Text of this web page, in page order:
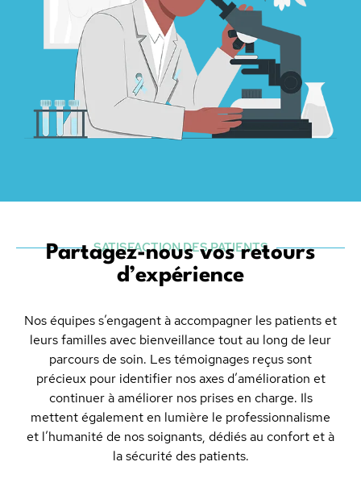
SATISFACTION DES PATIENTS
Partagez-nous vos retours
d’expérience
Nos équipes s’engagent à accompagner les patients et
leurs familles avec bienveillance tout au long de leur
parcours de soin. Les témoignages reçus sont
précieux pour identifier nos axes d’amélioration et
continuer à améliorer nos prises en charge. Ils
mettent également en lumière le professionnalisme
et l’humanité de nos soignants, dédiés au confort et à
la sécurité des patients.